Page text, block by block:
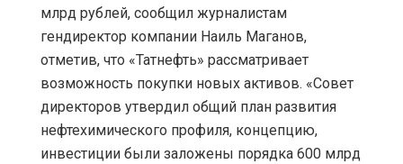
млрд рублей, сообщил журналистам
гендиректор компании Наиль Маганов,
отметив, что «Татнефть» рассматривает
возможность покупки новых активов. «Совет
директоров утвердил общий план развития
нефтехимического профиля, концепцию,
инвестиции были заложены порядка 600 млрд